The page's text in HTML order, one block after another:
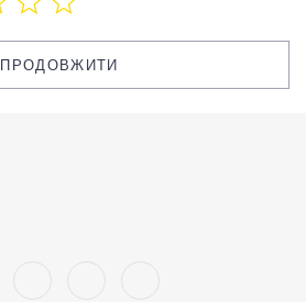
ПРОДОВЖИТИ